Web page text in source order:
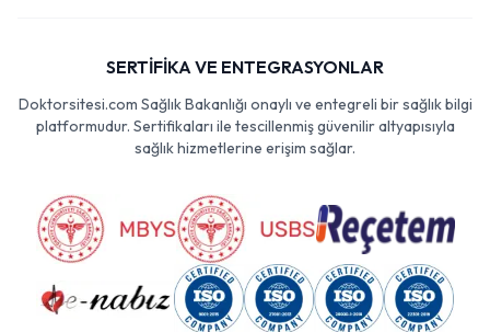
SERTİFİKA VE ENTEGRASYONLAR
Doktorsitesi.com Sağlık Bakanlığı onaylı ve entegreli bir sağlık bilgi
platformudur. Sertifikaları ile tescillenmiş güvenilir altyapısıyla
sağlık hizmetlerine erişim sağlar.